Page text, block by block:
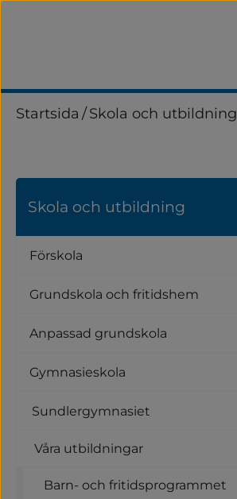
Startsida /Skola och utbildning
Skola och utbildning
Förskola
Grundskola och fritidshem
Anpassad grundskola
Gymnasieskola
Sundlergymnasiet
Våra utbildningar
Barn- och fritidsprogrammet